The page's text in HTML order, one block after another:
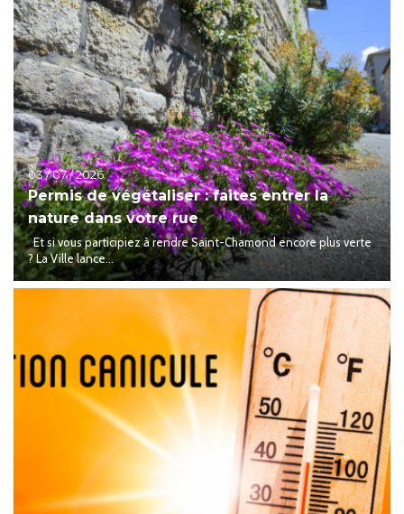
03 / 07 / 2026
Permis de végétaliser : faites entrer la
nature dans votre rue
Et si vous participiez à rendre Saint-Chamond encore plus verte
? La Ville lance...